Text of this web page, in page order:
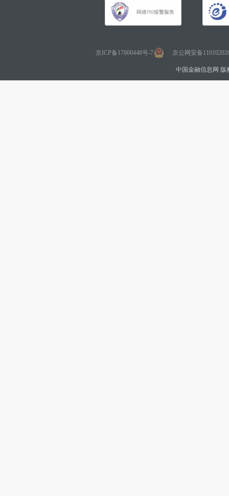
京ICP备17000448号-7 京公网安备
中国金融信息网 版